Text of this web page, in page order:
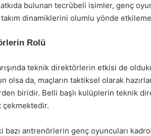
bulunan tecrübeli isimler, genç
dinamiklerini olumlu yönde
Rolü
teknik direktörlerin etkisi de
olsa da, maçların taktiksel olarak
biridir. Belli başlı kulüplerin teknik
bazı antrenörlerin genç oyuncuları